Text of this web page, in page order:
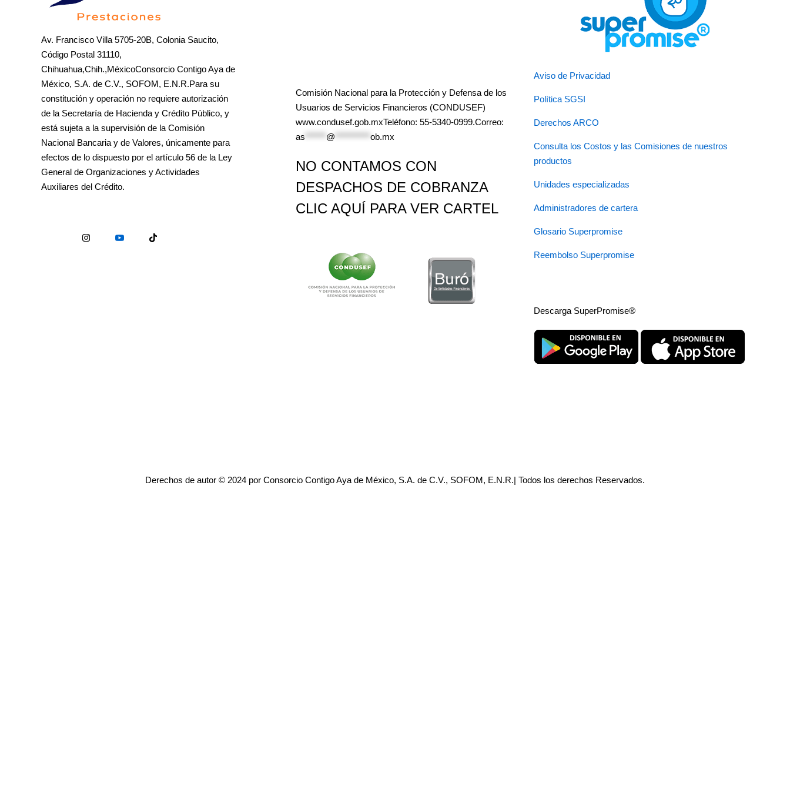
Av. Francisco Villa 5705-20B, Colonia Saucito,
Código Postal 31110,
Chihuahua,Chih.,MéxicoConsorcio Contigo Aya de
México, S.A. de C.V., SOFOM, E.N.R.Para su
constitución y operación no requiere autorización
de la Secretaría de Hacienda y Crédito Público, y
está sujeta a la supervisión de la Comisión
Nacional Bancaria y de Valores, únicamente para
efectos de lo dispuesto por el artículo 56 de la Ley
General de Organizaciones y Actividades
Auxiliares del Crédito.
Comisión Nacional para la Protección y Defensa de los
Usuarios de Servicios Financieros (CONDUSEF)
www.condusef.gob.mxTeléfono: 55-5340-0999.Correo:
as
@ ob.mx
NO CONTAMOS CON
DESPACHOS DE COBRANZA
CLIC AQUÍ PARA VER CARTEL
Aviso de Privacidad
Política SGSI
Derechos ARCO
Consulta los Costos y las Comisiones de nuestros
productos
Unidades especializadas
Administradores de cartera
Glosario Superpromise
Reembolso Superpromise
Descarga SuperPromise®
Derechos de autor © 2024 por Consorcio Contigo Aya de México, S.A. de C.V., SOFOM, E.N.R.| Todos los derechos Reservados.